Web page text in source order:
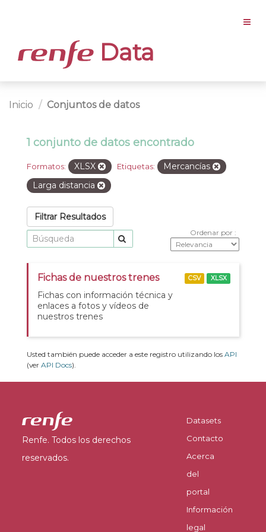
Data
Inicio Conjuntos de datos
1 conjunto de datos encontrado
Formatos: XLSX Etiquetas:
Mercancías
Larga distancia
Filtrar Resultados
Ordenar por
Fichas de nuestros trenes
Fichas con información técnica y
enlaces a fotos y vídeos de
nuestros trenes
CSV XLSX
Usted también puede acceder a este registro utilizando los API
(ver API Docs).
Renfe. Todos los derechos
reservados.
Datasets
Contacto
Acerca
del
portal
Información
legal